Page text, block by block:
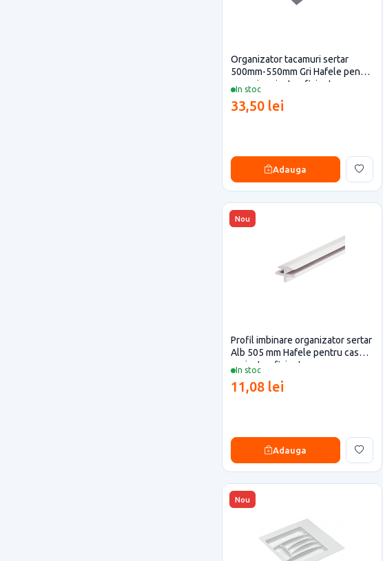
In stoc
Organizator tacamuri sertar
500mm-550mm Gri Hafele pentru
casa si proiecte eficiente
33,50 lei
Adauga
Nou
In stoc
Profil imbinare organizator sertar
Alb 505 mm Hafele pentru casa si
proiecte eficiente
11,08 lei
Adauga
Nou